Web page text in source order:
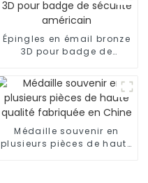
Épingles en émail bronze
3D pour badge de
Médaille souvenir en
plusieurs pièces de haute